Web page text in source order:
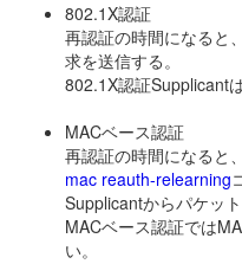
802.1X認証
再認証の時間になると
求を送信する。
802.1X認証Supplicant
MACベース認証
再認証の時間になると
mac reauth-relearning
Supplicantからパケッ
MACベース認証では
い。